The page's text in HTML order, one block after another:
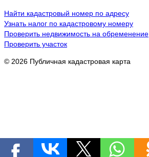
Найти кадастровый номер по адресу
Узнать налог по кадастровому номеру
Проверить недвижимость на обременение
Проверить участок
© 2026 Публичная кадастровая карта